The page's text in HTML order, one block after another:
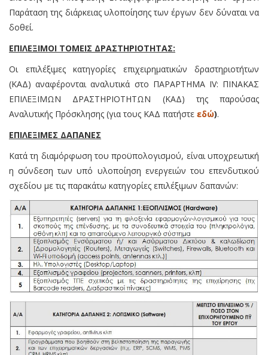
Παράταση της διάρκειας υλοποίησης των έργων δεν δύναται να
δοθεί.
ΕΠΙΛΕΞΙΜΟΙ ΤΟΜΕΙΣ ΔΡΑΣΤΗΡΙΟΤΗΤΑΣ:
Οι επιλέξιμες κατηγορίες επιχειρηματικών δραστηριοτήτων
(ΚΑΔ) αναφέρονται αναλυτικά στο ΠΑΡΑΡΤΗΜΑ IV: ΠΙΝΑΚΑΣ
ΕΠΙΛΕΞΙΜΩΝ ΔΡΑΣΤΗΡΙΟΤΗΤΩΝ (ΚΑΔ) της παρούσας
Αναλυτικής Πρόσκλησης (για τους ΚΑΔ πατήστε εδώ).
ΕΠΙΛΕΞΙΜΕΣ ΔΑΠΑΝΕΣ
Κατά τη διαμόρφωση του προϋπολογισμού, είναι υποχρεωτική
η σύνδεση των υπό υλοποίηση ενεργειών του επενδυτικού
σχεδίου με τις παρακάτω κατηγορίες επιλέξιμων δαπανών: